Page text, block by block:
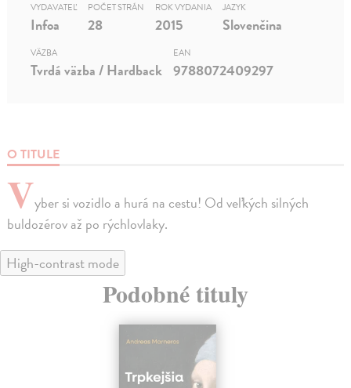
O TITULE
Vyber si vozidlo a hurá na cestu! Od veľkých silných
buldozérov až po rýchlovlaky.
VYDAVATEĽ
Infoa
POČET STRÁN
28
ROK VYDANIA
2015
JAZYK
Slovenčina
VÄZBA
Tvrdá väzba / Hardback
EAN
9788072409297
High-contrast mode
Podobné tituly